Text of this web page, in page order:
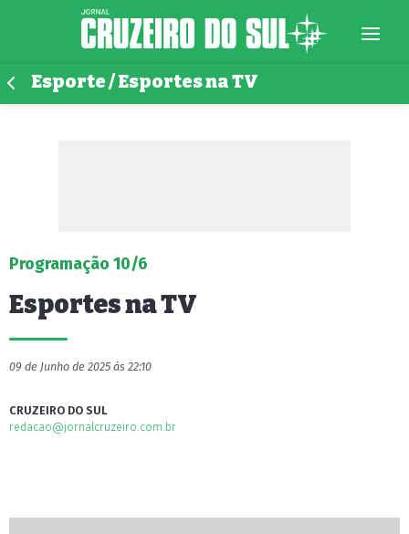
Esporte / Esportes na TV
Programação 10/6
Esportes na TV
09 de Junho de 2025 às 22:10
CRUZEIRO DO SUL
redacao@jornalcruzeiro.com.br